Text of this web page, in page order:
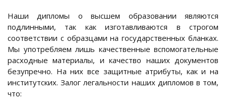
Наши дипломы о высшем образовании являются
подлинными, так как изготавливаются в строгом
соответствии с образцами на государственных бланках.
Мы употребляем лишь качественные вспомогательные
расходные материалы, и качество наших документов
безупречно. На них все защитные атрибуты, как и на
институтских. Залог легальности наших дипломов в том,
что: